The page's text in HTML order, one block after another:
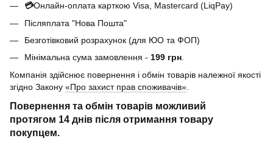
💳Онлайн-оплата карткою Visa, Mastercard (LiqPay)
Післяплата "Нова Пошта"
Безготівковий розрахунок (для ЮО та ФОП)
Мінімальна сума замовлення - 199 грн.
Компанія здійснює повернення і обмін товарів належної якості
згідно Закону «Про захист прав споживачів»
Повернення та обмін товарів можливий
протягом 14 днів після отримання товару
покупцем.